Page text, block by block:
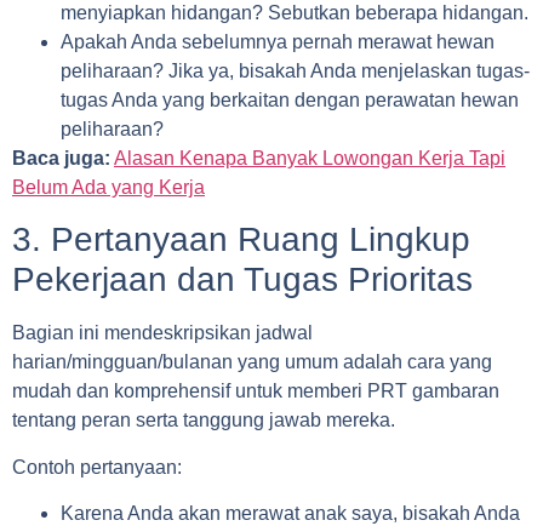
menyiapkan hidangan? Sebutkan beberapa hidangan.
Apakah Anda sebelumnya pernah merawat hewan
peliharaan? Jika ya, bisakah Anda menjelaskan tugas-
tugas Anda yang berkaitan dengan perawatan hewan
peliharaan?
Baca juga: Alasan Kenapa Banyak Lowongan Kerja Tapi
Belum Ada yang Kerja
3. Pertanyaan Ruang Lingkup
Pekerjaan dan Tugas Prioritas
Bagian ini mendeskripsikan jadwal
harian/mingguan/bulanan yang umum adalah cara yang
mudah dan komprehensif untuk memberi PRT gambaran
tentang peran serta tanggung jawab mereka.
Contoh pertanyaan:
Karena Anda akan merawat anak saya, bisakah Anda